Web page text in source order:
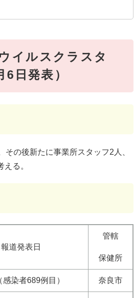
イルスクラスタ
日発表）
の後新たに事業所スタッフ2人、
る。
報道発表日
管轄
保健所
染者689例目） 奈良市